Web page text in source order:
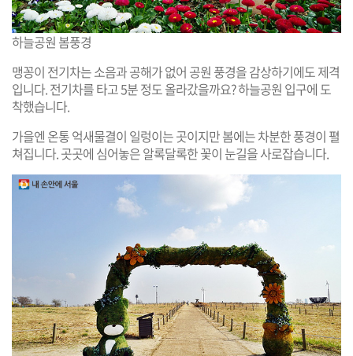
하늘공원 봄풍경
맹꽁이 전기차는 소음과 공해가 없어 공원 풍경을 감상하기에도 제격
입니다. 전기차를 타고 5분 정도 올라갔을까요? 하늘공원 입구에 도
착했습니다.
가을엔 온통 억새물결이 일렁이는 곳이지만 봄에는 차분한 풍경이 펼
쳐집니다. 곳곳에 심어놓은 알록달록한 꽃이 눈길을 사로잡습니다.